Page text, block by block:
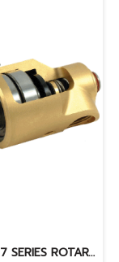
DEUBLIN 57 SERIES ROTARY JOINT